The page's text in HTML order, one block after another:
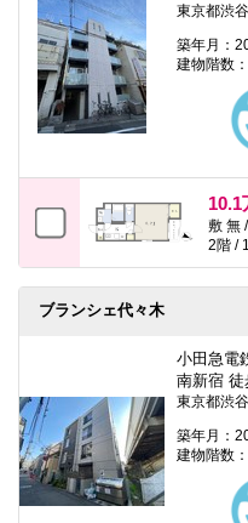
東京都渋
築年月：
建物階数
10.1
敷 無
2階 /
ブランシェ代々木
小田急電
南新宿 徒
東京都渋
築年月：
建物階数